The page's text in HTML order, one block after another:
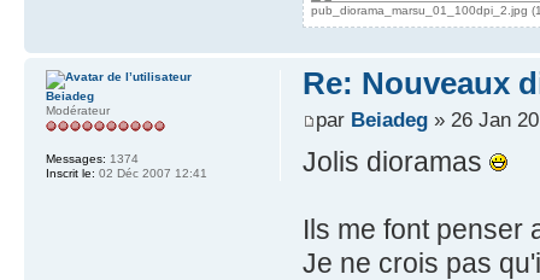
pub_diorama_marsu_01_100dpi_2.jpg
Re: Nouveaux
par Beiadeg» 26 Jan
Jolis dioramas
Ils me font penser
Je ne crois pas
Beiadeg
Modérateur
Messages: 1374
Inscrit le: 02 Déc 2007 12:41